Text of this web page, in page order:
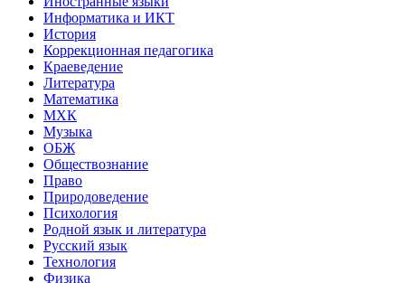
Информатика и ИКТ
История
Коррекционная педагогика
Краеведение
Литература
Математика
МХК
Музыка
ОБЖ
Обществознание
Право
Природоведение
Психология
Родной язык и литература
Русский язык
Технология
Физика